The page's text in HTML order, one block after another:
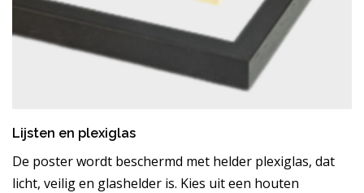
Lijsten en plexiglas
De poster wordt beschermd met helder plexiglas, dat
licht, veilig en glashelder is. Kies uit een houten